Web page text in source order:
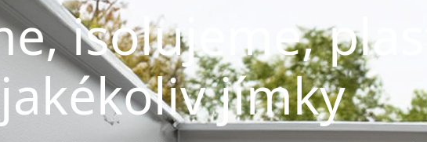
isolujeme,
jakékoliv jímky